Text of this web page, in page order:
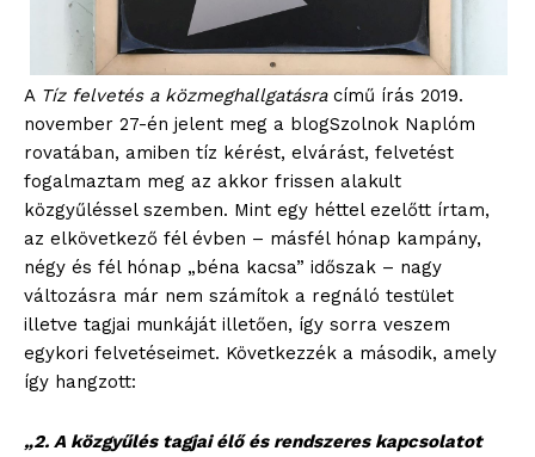
A Tíz felvetés a közmeghallgatásracímű írás 2019.
november 27-én jelent meg a blogSzolnok Naplóm
rovatában, amiben tíz kérést, elvárást, felvetést
fogalmaztam meg az akkor frissen alakult
közgyűléssel szemben. Mint egy héttel ezelőtt írtam,
az elkövetkező fél évben – másfél hónap kampány,
négy és fél hónap „béna kacsa” időszak – nagy
változásra már nem számítok a regnáló testület
illetve tagjai munkáját illetően, így sorra veszem
egykori felvetéseimet. Következzék a második, amely
így hangzott:
„2. A közgyűlés tagjai élő és rendszeres kapcsolatot